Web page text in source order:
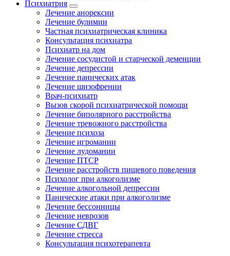
Психиатрия
Лечение анорексии
Лечение булимии
Частная психиатрическая клиника
Консультация психиатра
Психиатр на дом
Лечение сосудистой и старческой деменции
Лечение депрессии
Лечение панических атак
Лечение шизофрении
Врач-психиатр
Вызов скорой психиатрической помощи
Лечение биполярного расстройства
Лечение тревожного расстройства
Лечение психоза
Лечение игромании
Лечение лудомании
Лечение ПТСР
Лечение расстройств пищевого поведения
Психолог при алкоголизме
Лечение алкогольной депрессии
Панические атаки при алкоголизме
Лечение бессонницы
Лечение неврозов
Лечение СДВГ
Лечение стресса
Консультация психотерапевта